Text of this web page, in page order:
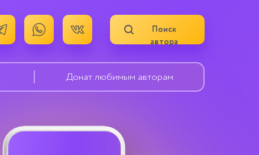
Поиск
автора
Донат любимым авторам